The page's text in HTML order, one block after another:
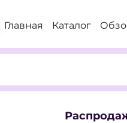
Главная Каталог